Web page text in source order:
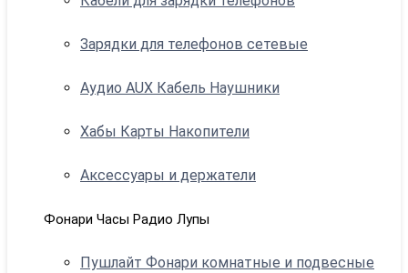
Зарядки для телефонов сетевые
Аудио AUX Кабель Наушники
Хабы Карты Накопители
Аксессуары и держатели
Фонари Часы Радио Лупы
Пушлайт Фонари комнатные и подвесные